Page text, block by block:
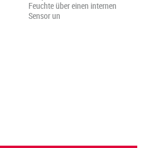
Feuchte über einen internen
Sensor un